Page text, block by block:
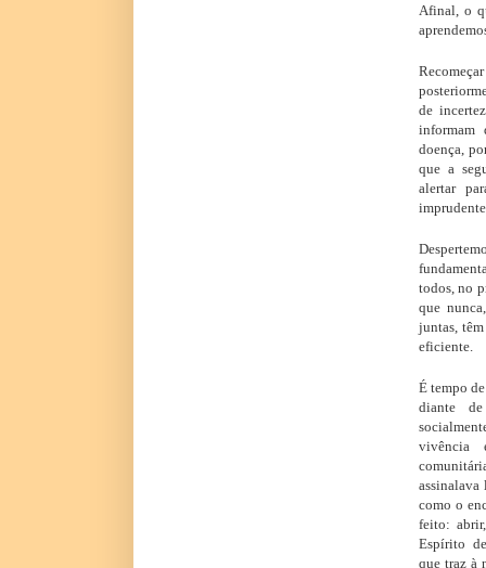
Afinal, o
de
informam
doença,
que a
alertar
todos, no
que
juntas,
eficiente.
É tempo
diante
vivência
assinalava
como o
feito:
Espírito
que traz à